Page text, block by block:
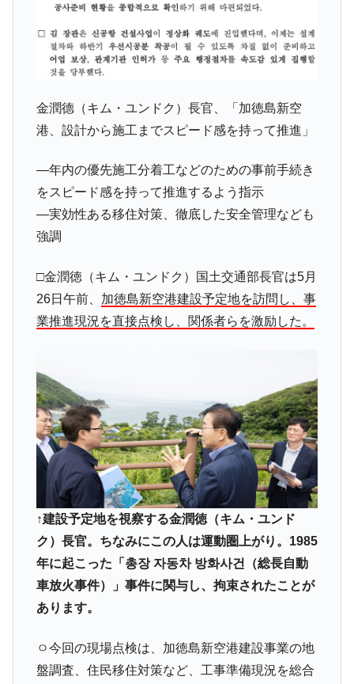
なスーパーリーグとは？
Fact1
日本人マスターズ挑戦の歴史。松山以前に最高位
だった選手とは？
Fact1
甲子園通算本塁打、最多の清原に次いで多く打っ
Fact1 セレクトセールの高額取引馬が稼いだ金額とは？
金潤德（キム・ユンドク）長官、「加徳島新空
港、設計から施工までスピード感を持って推進」
―年内の優先施工分着工などのための事前手続き
をスピード感を持って推進するよう指示
―実効性ある移住対策、徹底した安全管理なども
強調
□金潤徳（キム・ユンドク）国土交通部長官は5月
26日午前、 加徳島新空港建設予定地を訪問し、事
業推進現況を直接点検し、関係者らを激励した。
↑建設予定地を視察する金潤徳（キム・ユンド
ク）長官。ちなみにこの人は運動圏上がり。1985
年に起こった「총장 자동차 방화사건（総長自動
車放火事件）」事件に関与し、拘束されたことが
あります。
ㅇ今回の現場点検は、加徳島新空港建設事業の地
盤調査、住民移住対策など、工事準備現況を総合